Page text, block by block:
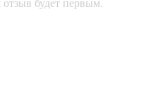
будет первым.